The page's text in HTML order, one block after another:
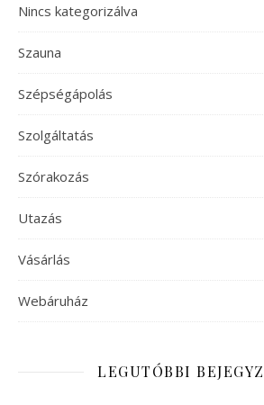
Nincs kategorizálva
Szauna
Szépségápolás
Szolgáltatás
Szórakozás
Utazás
Vásárlás
Webáruház
LEGUTÓBBI